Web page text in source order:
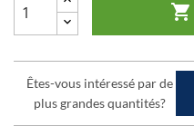

Êtes-vous intéressé par de
plus grandes quantités?